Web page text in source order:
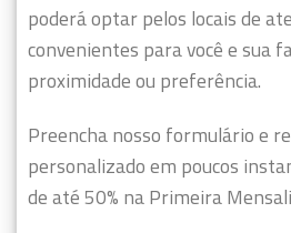
poderá optar pelos locais de
convenientes para você e sua
proximidade ou preferência.
Preencha nosso formulário e
personalizado em poucos
de até 50% na Primeira